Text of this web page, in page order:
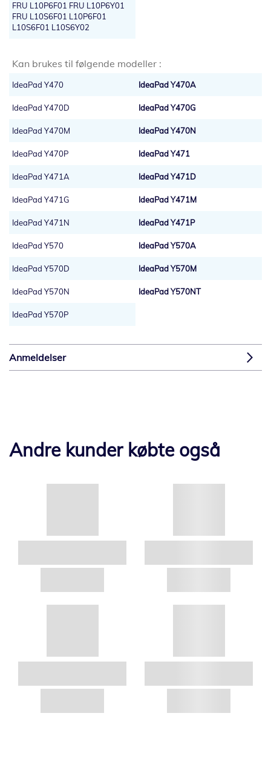
FRU L10P6F01 FRU L10P6Y01
FRU L10S6F01 L10P6F01
L10S6F01 L10S6Y02
Kan brukes til følgende modeller :
IdeaPad Y470 IdeaPad Y470A
IdeaPad Y470D IdeaPad Y470G
IdeaPad Y470M IdeaPad Y470N
IdeaPad Y470P IdeaPad Y471
IdeaPad Y471A IdeaPad Y471D
IdeaPad Y471G IdeaPad Y471M
IdeaPad Y471N IdeaPad Y471P
IdeaPad Y570 IdeaPad Y570A
IdeaPad Y570D IdeaPad Y570M
IdeaPad Y570N IdeaPad Y570NT
IdeaPad Y570P
Anmeldelser
Andre kunder købte også